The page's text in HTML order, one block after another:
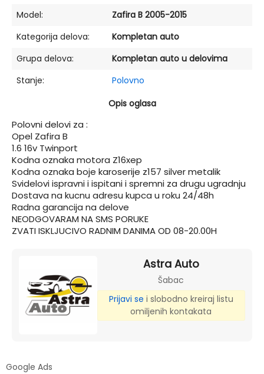
Model:
Zafira B 2005-2015
Kategorija delova:
Kompletan auto
Grupa delova:
Kompletan auto u delovima
Stanje:
Polovno
Opis oglasa
Polovni delovi za :
Opel Zafira B
1.6 16v Twinport
Kodna oznaka motora Z16xep
Kodna oznaka boje karoserije z157 silver metalik
Svidelovi ispravni i ispitani i spremni za drugu ugradnju
Dostava na kucnu adresu kupca u roku 24/48h
Radna garancija na delove
NEODGOVARAM NA SMS PORUKE
ZVATI ISKLJUCIVO RADNIM DANIMA OD 08-20.00H
Astra Auto
Šabac
Prijavi se i slobodno kreiraj listu
omiljenih kontakata
Google Ads